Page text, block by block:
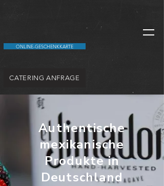
ONLINE-GESCHENKKARTE
CATERING ANFRAGE
Authentische
mexikanische
Produkte in
Deutschland